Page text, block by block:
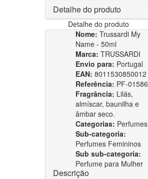
Detalhe do produto
Detalhe do produto
Nome: Trussardi My
Name - 50ml
Marca: TRUSSARDI
Envio para: Portugal
EAN: 8011530850012
Referência: PF-01586
Fragrância: Lilás,
almíscar, baunilha e
âmbar seco.
Categorias: Perfumes
Sub-categoria:
Perfumes Femininos
Sub sub-categoria:
Perfume para Mulher
Descrição